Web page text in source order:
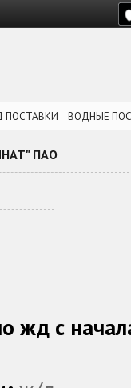
ПОСТАВКИ ВОДНЫЕ
ПАО
жд с